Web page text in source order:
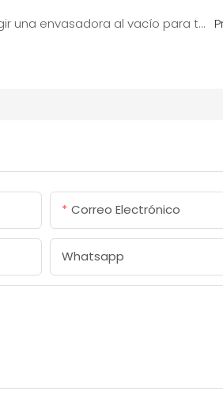
¿Cómo elegir una envasadora al vacío para tarros Mason?
Correo Electrónico
Whatsapp